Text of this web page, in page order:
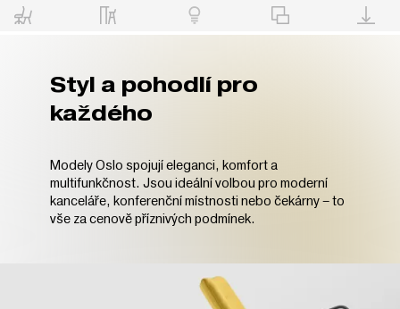
Styl a pohodlí pro
každého
Modely Oslo spojují eleganci, komfort a
multifunkčnost. Jsou ideální volbou pro moderní
kanceláře, konferenční místnosti nebo čekárny – to
vše za cenově příznivých podmínek.